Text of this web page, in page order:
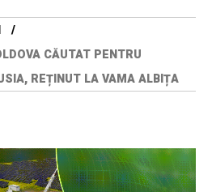
CĂUTAT PENTRU
REȚINUT LA VAMA ALBIȚA